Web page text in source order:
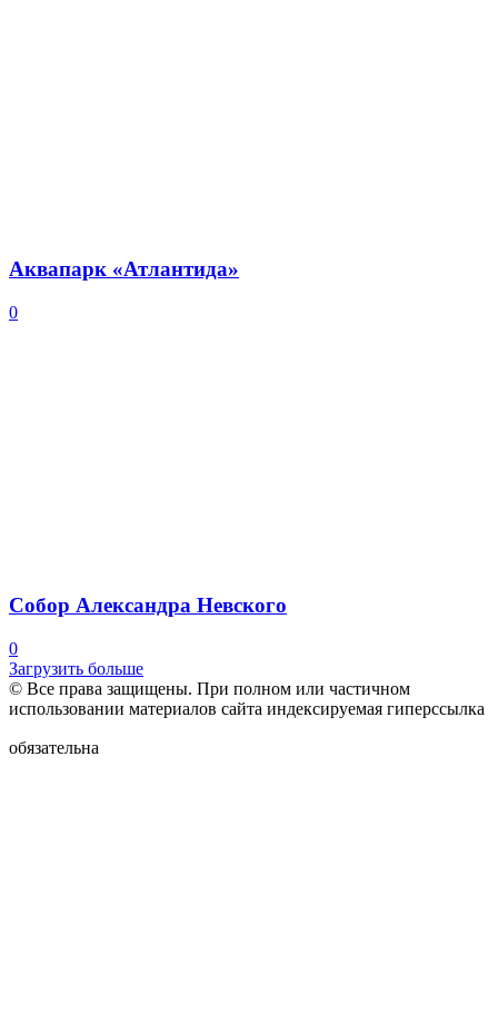
Аквапарк «Атлантида»
0
Собор Александра Невского
0
Загрузить больше
© Все права защищены. При полном или частичном
использовании материалов сайта индексируемая гиперссылка
обязательна